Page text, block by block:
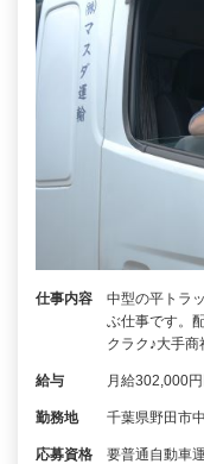
仕事内容
中型の平トラ
ぶ仕事です。
クラク♪大手
給与 月給302,000円
勤務地 千葉県野田市
応募資格
要普通自動車